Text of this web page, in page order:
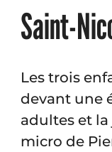
Saint-
Les trois
devant une
adultes et la
micro de